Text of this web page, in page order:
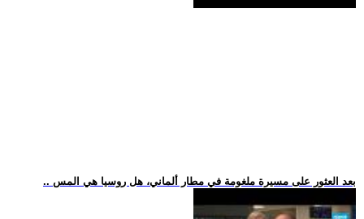
.. بعد العثور على مسيرة ملغومة في مطار ألماني، هل روسيا هي المس